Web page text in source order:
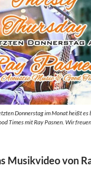
Donnerstag im Monat heißt es
Times mit Ray Pasnen. Wir
Musikvideo von